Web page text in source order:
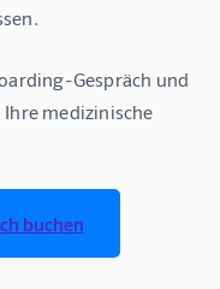
Gespräch und
medizinische
buchen